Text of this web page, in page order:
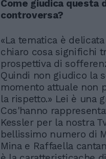
Come giudica questa
controversa?
«La tematica è
chiaro cosa significhi
prospettiva di
Quindi non giudico la
momento attuale non
la rispetto.» Lei è una
Cos'hanno
Kessler per la nostra
bellissimo numero di
Mina e Raffaella